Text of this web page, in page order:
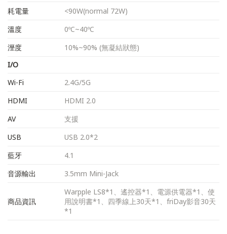
耗電量
<90W(normal 72W)
溫度
0ºC~40ºC
溼度
10%~90% (無凝結狀態)
I/O
Wi-Fi
2.4G/5G
HDMI
HDMI 2.0
AV
支援
USB
USB 2.0*2
藍牙
4.1
音源輸出
3.5mm Mini-Jack
商品資訊
Warpple LS8*1、遙控器*1、電源供電器*1、使
用說明書*1、四季線上30天*1、friDay影音30天
*1